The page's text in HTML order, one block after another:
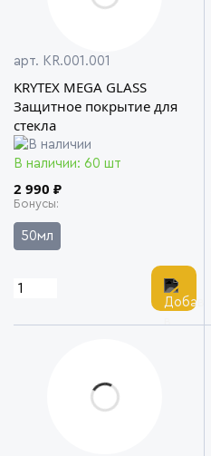
арт. KR.001.001
KRYTEX MEGA GLASS
Защитное покрытие для
стекла
В наличии: 60 шт
2 990 ₽
Бонусы
50мл